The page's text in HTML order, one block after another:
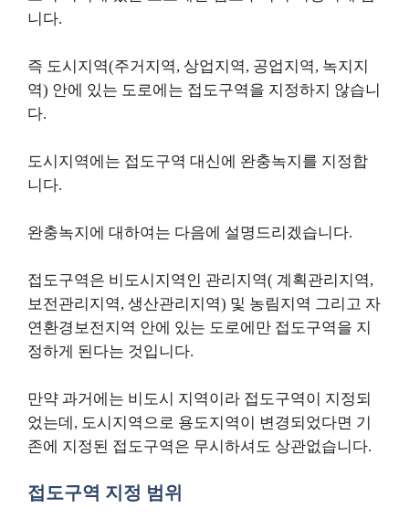
니다.
즉 도시지역(주거지역, 상업지역, 공업지역, 녹지지
역) 안에 있는 도로에는 접도구역을 지정하지 않습니
다.
도시지역에는 접도구역 대신에 완충녹지를 지정합
니다.
완충녹지에 대하여는 다음에 설명드리겠습니다.
접도구역은 비도시지역인 관리지역( 계획관리지역,
보전관리지역, 생산관리지역) 및 농림지역 그리고 자
연환경보전지역 안에 있는 도로에만 접도구역을 지
정하게 된다는 것입니다.
만약 과거에는 비도시 지역이라 접도구역이 지정되
었는데, 도시지역으로 용도지역이 변경되었다면 기
존에 지정된 접도구역은 무시하셔도 상관없습니다.
접도구역 지정 범위